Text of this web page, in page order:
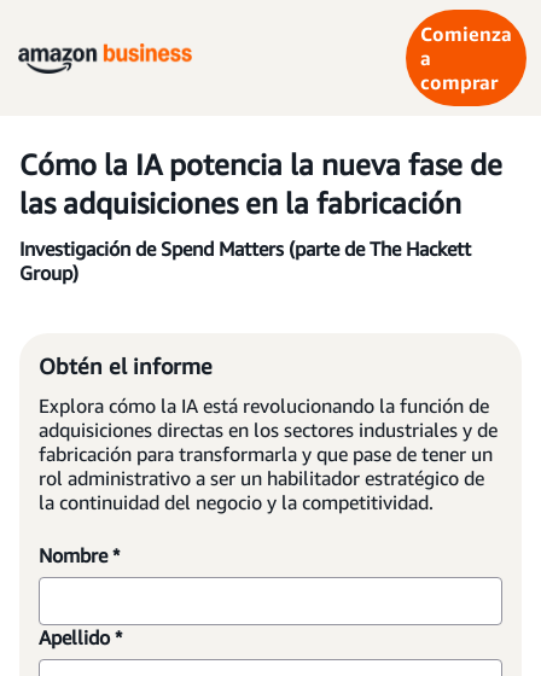
Comienza
a
comprar
Cómo la IA potencia la nueva fase de
las adquisiciones en la fabricación
Investigación de Spend Matters (parte de The Hackett
Group)
Obtén el informe
Explora cómo la IA está revolucionando la función de
adquisiciones directas en los sectores industriales y de
fabricación para transformarla y que pase de tener un
rol administrativo a ser un habilitador estratégico de
la continuidad del negocio y la competitividad.
Nombre *
Apellido *